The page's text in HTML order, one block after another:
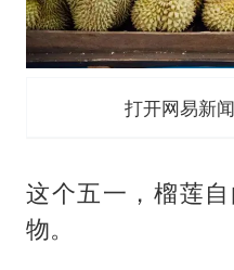
打开网易新
这个五一，榴莲
物。